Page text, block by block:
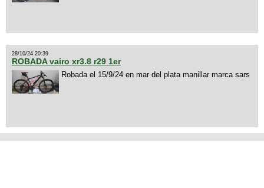
28/10/24 20:39
ROBADA vairo xr3.8 r29 1er
Robada el 15/9/24 en mar del plata manillar marca sars